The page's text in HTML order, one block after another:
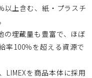
以上含む、紙・プラスチ
の埋蔵量も豊富で、ほぼ
率100％を超える資源で
LIMEXを商品本体に採用